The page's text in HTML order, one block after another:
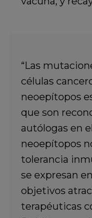
“Las
células
neoepítopos
que son
autólogas en
neoepítopos
tolerancia
se expresan
objetivos
terapéuticas